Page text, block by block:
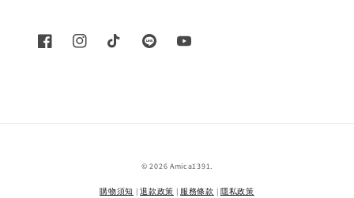
© 2026 Amica1391.
購物須知 |退款政策 | 服務條款 | 隱私政策